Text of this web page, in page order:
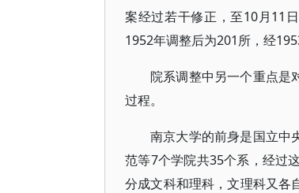
案经过若干修正，至10月11
1952年调整后为201所，经
院系调整中另一个重点是
过程。
南京大学的前身是国立中
范等7个学院共35个系，经过
分成文科和理科，文理科又各